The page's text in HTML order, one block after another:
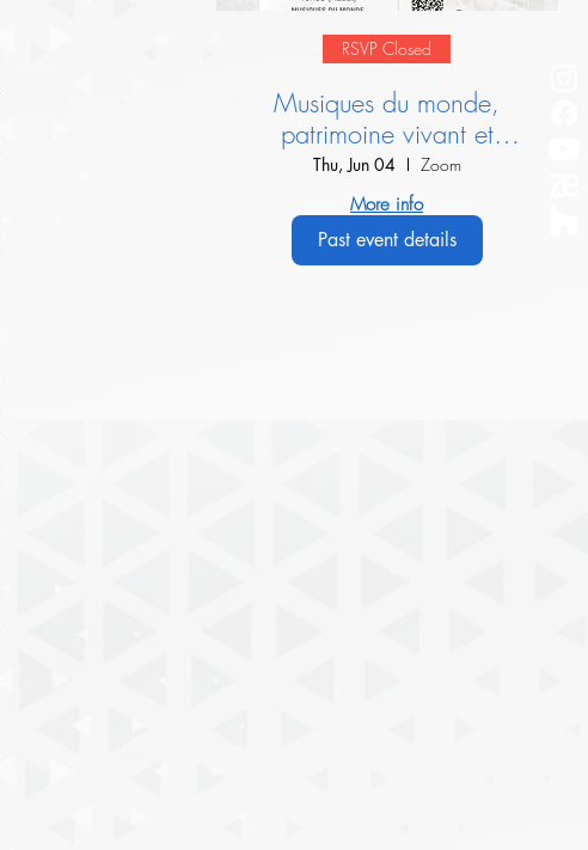
RSVP Closed
Musiques du monde,
patrimoine vivant et
dialogue interculturel :
Présentation de l’IIMM
Thu, Jun 04 Zoom
More info
Past event details